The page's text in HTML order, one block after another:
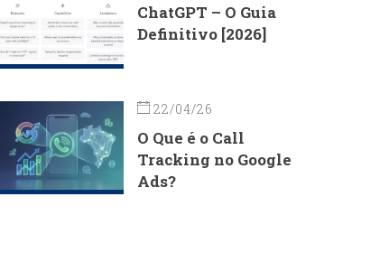
ChatGPT – O Guia
Definitivo [2026]
22/04/26
O Que é o Call
Tracking no Google
Ads?